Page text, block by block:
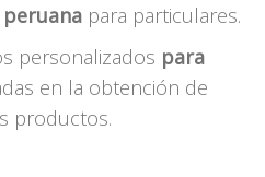
para particulares.
personalizados para
en la obtención de
productos.